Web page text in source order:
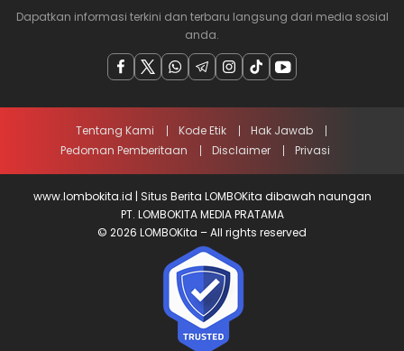
Dapatkan informasi terkini dan terbaru langsung dari media sosial
anda.
Tentang Kami Kode Etik
Hak Jawab
Pedoman Pemberitaan
Disclaimer Privasi
www.lombokita.id | Situs Berita LOMBOKita dibawah naungan
PT. LOMBOKITA MEDIA PRATAMA
© 2026 LOMBOKita – All rights reserved